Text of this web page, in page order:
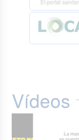
Vídeos